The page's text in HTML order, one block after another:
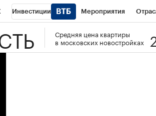
Инвестиции Мероприятия
Школа управления РБК РБК
Средняя цена квартиры
в московских новостройках